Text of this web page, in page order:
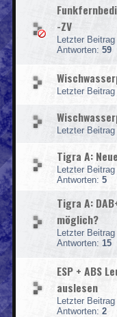
-ZV
Letzter
Antworten: 59
Letzter
Letzter
Tigra A:
Letzter
Antworten: 5
Tigra A:
möglich?
Letzter
Antworten: 15
ESP + ABS
auslesen
Letzter
Antworten: 2